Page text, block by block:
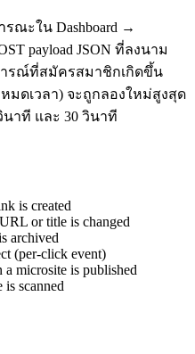
รณะใน Dashboard →
payload JSON ที่ลงนาม
ารณ์ที่สมัครสมาชิกเกิดขึ้น
มดเวลา) จะถูกลองใหม่สูงสุด
นาที และ 30 วินาที
is created
or title is changed
archived
(per-click event)
a microsite is published
scanned